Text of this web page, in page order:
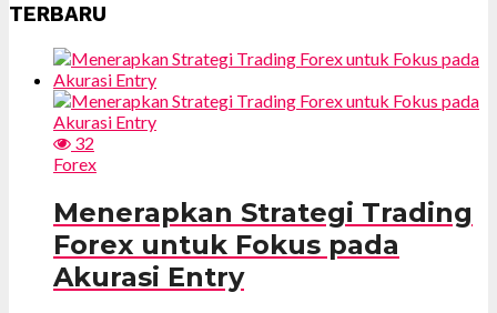
TERBARU
32
Forex
Menerapkan Strategi Trading
Forex untuk Fokus pada
Akurasi Entry